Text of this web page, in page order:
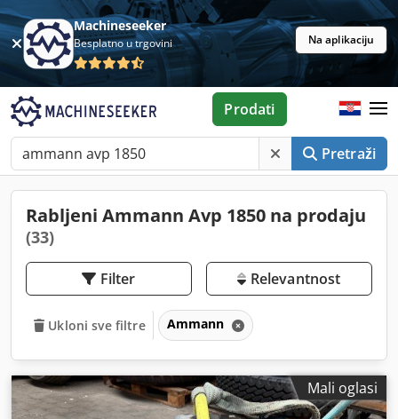
Machineseeker
Besplatno u trgovini Na aplikaciju
Pretraži
Prodati
Rabljeni Ammann Avp 1850 na prodaju
(33)
Filter Relevantnost
Ukloni sve filtre Ammann
Mali oglasi